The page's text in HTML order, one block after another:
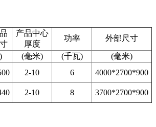
产品中心
厚度
功率 外部尺寸
(毫米) (千瓦)
(毫米)
2-10 6
4000*2700*900
2-10 8 3700*2700*900